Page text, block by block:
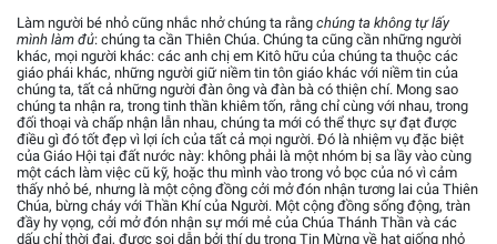
Làm người bé nhỏ cũng nhắc nhở chúng ta rằng chúng ta không tự lấy
mình làm đủ: chúng ta cần Thiên Chúa. Chúng ta cũng cần những người
khác, mọi người khác: các anh chị em Kitô hữu của chúng ta thuộc các
giáo phái khác, những người giữ niềm tin tôn giáo khác với niềm tin của
chúng ta, tất cả những người đàn ông và đàn bà có thiện chí. Mong sao
chúng ta nhận ra, trong tinh thần khiêm tốn, rằng chỉ cùng với nhau, trong
đối thoại và chấp nhận lẫn nhau, chúng ta mới có thể thực sự đạt được
điều gì đó tốt đẹp vì lợi ích của tất cả mọi người. Đó là nhiệm vụ đặc biệt
của Giáo Hội tại đất nước này: không phải là một nhóm bị sa lầy vào cùng
một cách làm việc cũ kỹ, hoặc thu mình vào trong vỏ bọc của nó vì cảm
thấy nhỏ bé, nhưng là một cộng đồng cởi mở đón nhận tương lai của Thiên
Chúa, bừng cháy với Thần Khí của Người. Một cộng đồng sống động, tràn
đầy hy vọng, cởi mở đón nhận sự mới mẻ của Chúa Thánh Thần và các
dấu chỉ thời đại, được soi dẫn bởi thí dụ trong Tin Mừng về hạt giống nhỏ